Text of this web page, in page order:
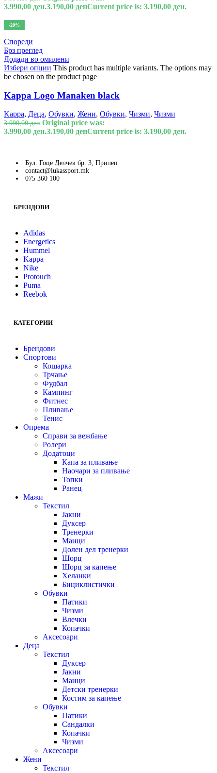
3.990,00 ден.3.190,00 денCurrent price is: 3.190,00 ден.
-20%
Спореди
Брз преглед
Додади во омилени
Избери опции This product has multiple variants. The options may
be chosen on the product page
Kappa Logo Manaken black
Kappa, Деца, Обувки, Жени, Обувки, Чизми, Чизми
3.990,00ден Original price was:
3.990,00 ден.3.190,00 денCurrent price is: 3.190,00 ден.
Бул. Гоце Делчев бр. 3, Прилеп
contact@lukassport.mk
075 360 100
БРЕНДОВИ
Adidas
Energetics
Hummel
Kappa
Nike
Protouch
Puma
Reebok
КАТЕГОРИИ
Брендови
Спортови
Кошарка
Трчање
Фудбал
Кампинг
Фитнес
Пливање
Тенис
Опрема
Справи за вежбање
Ролери
Додатоци
Капа за пливање
Наочари за пливање
Топки
Ранец
Мажи
Текстил
Јакни
Дуксер
Тренерки
Маици
Долен дел тренерки
Шорц
Шорц за капење
Хеланки
Бициклистички
Обувки
Патики
Чизми
Влечки
Копачки
Аксесоари
Деца
Текстил
Дуксер
Јакни
Маици
Детски тренерки
Костим за капење
Обувки
Патики
Сандалки
Копачки
Чизми
Аксесоари
Жени
Текстил